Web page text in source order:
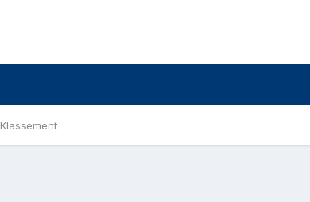
Klassement